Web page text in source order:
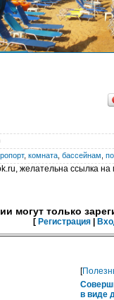
, комната бассейнам
желательна ссылка на
могут только
[ Регистрация
[
в виде